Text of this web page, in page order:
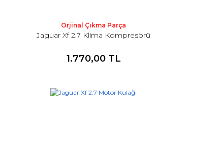
Orjinal Çıkma Parça
Jaguar Xf 2.7 Klima Kompresörü
1.770,00 TL